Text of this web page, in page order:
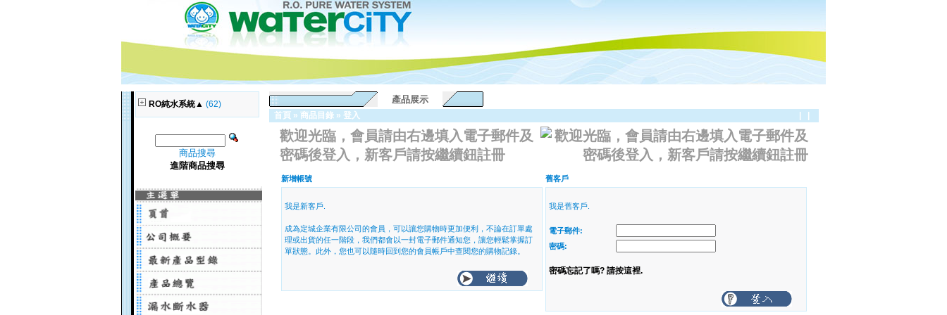
RO純水系統▲ (62)
商品搜尋
進階商品搜尋
產品展示
首頁 » 商品目錄 » 登入
歡迎光臨，會員請由右邊填入電子郵件及
密碼後登入，新客戶請按繼續鈕註冊
新增帳號 舊客戶
我是新客戶.
成為定城企業有限公司的會員，可以讓您購物時更加便利，不論在訂單處
理或出貨的任一階段，我們都會以一封電子郵件通知您，讓您輕鬆掌握訂
單狀態。此外，您也可以隨時回到您的會員帳戶中查閱您的購物記錄。
我是舊客戶.
電子郵件:
密碼:
密碼忘記了嗎? 請按這裡.